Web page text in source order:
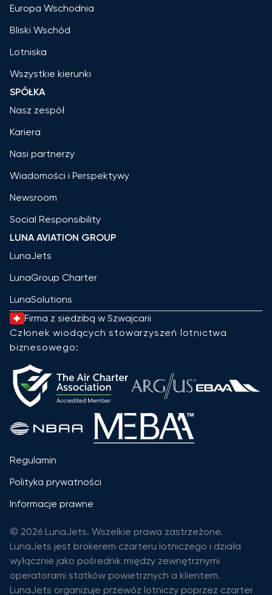
Europa Wschodnia
Bliski Wschód
Lotniska
Wszystkie kierunki
SPÓŁKA
Nasz zespół
Kariera
Nasi partnerzy
Wiadomości i Perspektywy
Newsroom
Social Responsibility
LUNA AVIATION GROUP
LunaJets
LunaGroup Charter
LunaSolutions
Firma z siedzibą w Szwajcarii
Członek wiodących stowarzyszeń lotnictwa
biznesowego:
Regulamin
Polityka prywatności
Informacje prawne
© 2026 LunaJets. Wszelkie prawa zastrzeżone.
LunaJets jest brokerem czarteru lotniczego i działa
wyłącznie jako pośrednik między zewnętrznymi
operatorami statków powietrznych a klientem.
LunaJets organizuje przewóz lotniczy poprzez czarter